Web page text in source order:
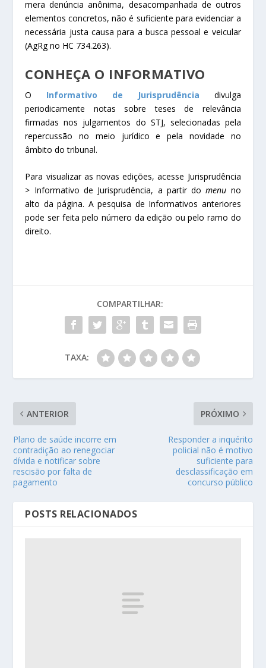
mera denúncia anônima, desacompanhada de outros
elementos concretos, não é suficiente para evidenciar a
necessária justa causa para a busca pessoal e veicular
(AgRg no HC 734.263).
CONHEÇA O INFORMATIVO
O Informativo de Jurisprudência
divulga
periodicamente notas sobre teses de relevância
firmadas nos julgamentos do STJ, selecionadas pela
repercussão no meio jurídico e pela novidade no
âmbito do tribunal.
Para visualizar as novas edições, acesse Jurisprudência
> Informativo de Jurisprudência, a partir domenu no
alto da página. A pesquisa de Informativos anteriores
pode ser feita pelo número da edição ou pelo ramo do
direito.
COMPARTILHAR:
TAXA:
ANTERIOR
Plano de saúde incorre em
contradição ao renegociar
dívida e notificar sobre
rescisão por falta de
pagamento
PRÓXIMO
Responder a inquérito
policial não é motivo
suficiente para
desclassificação em
concurso público
POSTS RELACIONADOS